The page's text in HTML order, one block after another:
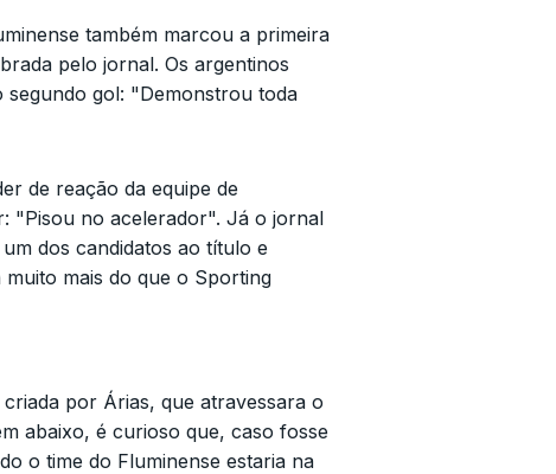
também marcou a primeira
pelo jornal. Os argentinos
gol: "Demonstrou toda
de reação da equipe de
"Pisou no acelerador". Já o jornal
dos candidatos ao título e
mais do que o Sporting
por Árias, que atravessara o
abaixo, é curioso que, caso fosse
o time do Fluminense estaria na